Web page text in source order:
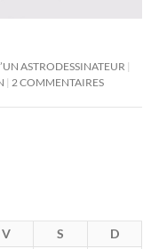
ASTRODESSINATEUR
2 COMMENTAIRES
V S
D